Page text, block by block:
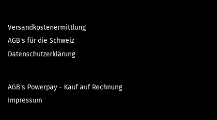
Versandkostenermittlung
AGB's für die Schweiz
Datenschutzerklärung
AGB's Powerpay - Kauf auf Rechnung
Impressum